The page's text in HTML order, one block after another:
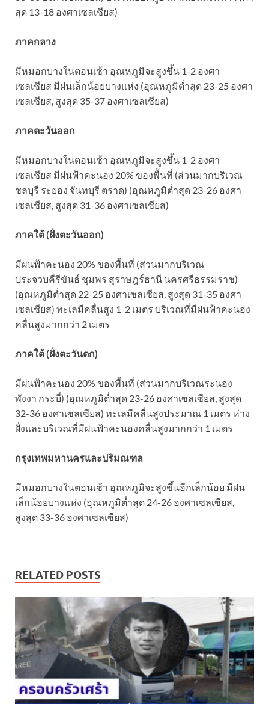
สุด 13-18 องศาเซลเซียส)
ภาคกลาง
มีหมอกบางในตอนเช้า อุณหภูมิจะสูงขึ้น 1-2 องศา
เซลเซียส มีฝนเล็กน้อยบางแห่ง (อุณหภูมิต่ำสุด 23-25 องศา
เซลเซียส, สูงสุด 35-37 องศาเซลเซียส)
ภาคตะวันออก
มีหมอกบางในตอนเช้า อุณหภูมิจะสูงขึ้น 1-2 องศา
เซลเซียส มีฝนฟ้าคะนอง 20% ของพื้นที่ (ส่วนมากบริเวณ
ชลบุรี ระยอง จันทบุรี ตราด) (อุณหภูมิต่ำสุด 23-26 องศา
เซลเซียส, สูงสุด 31-36 องศาเซลเซียส)
ภาคใต้ (ฝั่งตะวันออก)
มีฝนฟ้าคะนอง 20% ของพื้นที่ (ส่วนมากบริเวณ
ประจวบคีรีขันธ์ ชุมพร สุราษฎร์ธานี นครศรีธรรมราช)
(อุณหภูมิต่ำสุด 22-25 องศาเซลเซียส, สูงสุด 31-35 องศา
เซลเซียส) ทะเลมีคลื่นสูง 1-2 เมตร บริเวณที่มีฝนฟ้าคะนอง
คลื่นสูงมากกว่า 2 เมตร
ภาคใต้ (ฝั่งตะวันตก)
มีฝนฟ้าคะนอง 20% ของพื้นที่ (ส่วนมากบริเวณระนอง
พังงา กระบี่) (อุณหภูมิต่ำสุด 23-26 องศาเซลเซียส, สูงสุด
32-36 องศาเซลเซียส) ทะเลมีคลื่นสูงประมาณ 1 เมตร ห่าง
ฝั่งและบริเวณที่มีฝนฟ้าคะนองคลื่นสูงมากกว่า 1 เมตร
กรุงเทพมหานครและปริมณฑล
มีหมอกบางในตอนเช้า อุณหภูมิจะสูงขึ้นอีกเล็กน้อย มีฝน
เล็กน้อยบางแห่ง (อุณหภูมิต่ำสุด 24-26 องศาเซลเซียส,
สูงสุด 33-36 องศาเซลเซียส)
RELATED POSTS